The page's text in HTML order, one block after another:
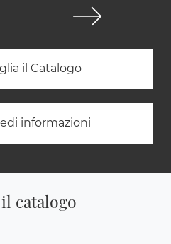
il Catalogo
informazioni
catalogo